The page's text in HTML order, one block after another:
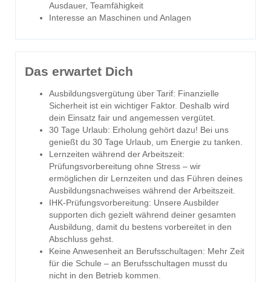
Ausdauer, Teamfähigkeit
Interesse an Maschinen und Anlagen
Das erwartet Dich
Ausbildungsvergütung über Tarif: Finanzielle
Sicherheit ist ein wichtiger Faktor. Deshalb wird
dein Einsatz fair und angemessen vergütet.
30 Tage Urlaub: Erholung gehört dazu! Bei uns
genießt du 30 Tage Urlaub, um Energie zu tanken.
Lernzeiten während der Arbeitszeit:
Prüfungsvorbereitung ohne Stress – wir
ermöglichen dir Lernzeiten und das Führen deines
Ausbildungsnachweises während der Arbeitszeit.
IHK-Prüfungsvorbereitung: Unsere Ausbilder
supporten dich gezielt während deiner gesamten
Ausbildung, damit du bestens vorbereitet in den
Abschluss gehst.
Keine Anwesenheit an Berufsschultagen: Mehr Zeit
für die Schule – an Berufsschultagen musst du
nicht in den Betrieb kommen.